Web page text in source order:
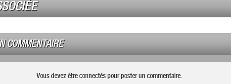
COMMENTAIRE
Vous devez être connectés pour poster un commentaire.